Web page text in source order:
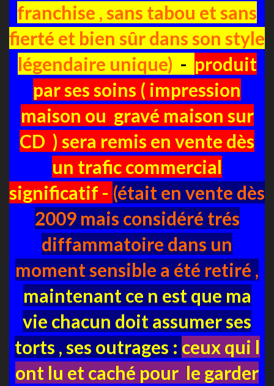
franchise , sans tabou et sans
fierté et bien sûr dans son style
légendaire unique) - produit
par ses soins ( impression
maison ou gravé maison sur
CD ) sera remis en vente dès
un trafic commercial
significatif - (était en vente dès
2009 mais considéré trés
diffammatoire dans un
moment sensible a été retiré ,
maintenant ce n est que ma
vie chacun doit assumer ses
torts , ses outrages : ceux qui l
ont lu et caché pour le garder